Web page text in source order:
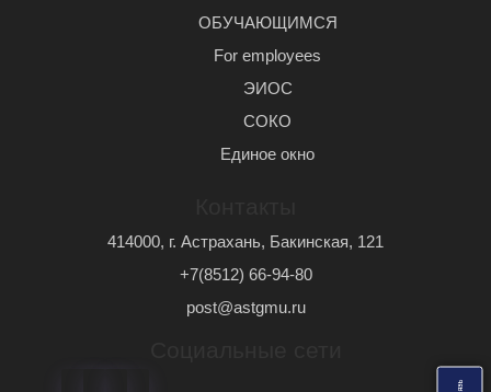
ОБУЧАЮЩИМСЯ
For employees
ЭИОС
СОКО
Единое окно
414000, г. Астрахань, Бакинская, 121
+7(8512) 66-94-80
post@astgmu.ru